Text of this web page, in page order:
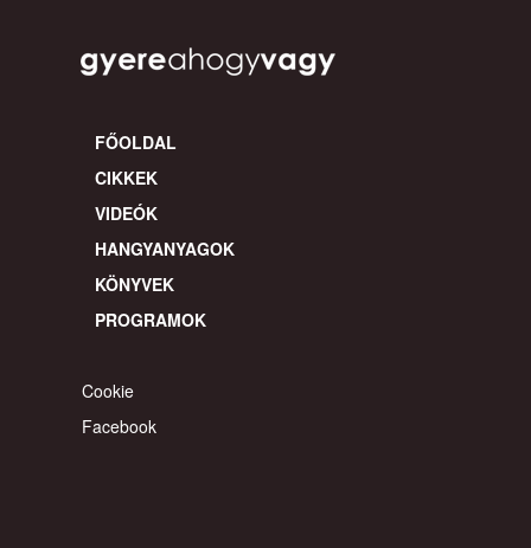
FŐOLDAL
CIKKEK
VIDEÓK
HANGYANYAGOK
KÖNYVEK
PROGRAMOK
Cookie
Facebook